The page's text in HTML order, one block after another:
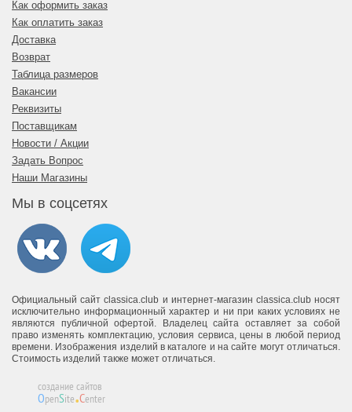
Как оформить заказ
Как оплатить заказ
Доставка
Возврат
Таблица размеров
Вакансии
Реквизиты
Поставщикам
Новости / Акции
Задать Вопрос
Наши Магазины
Мы в соцсетях
Официальный сайт classica.club и интернет-магазин classica.club носят
исключительно информационный характер и ни при каких условиях не
являются публичной офертой. Владелец сайта оставляет за собой
право изменять комплектацию, условия сервиса, цены в любой период
времени. Изображения изделий в каталоге и на сайте могут отличаться.
Стоимость изделий также может отличаться.
создание сайтов
OpenSite.Center